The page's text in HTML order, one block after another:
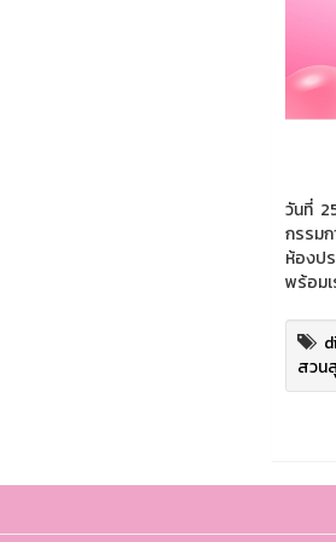
วันที่
กรรม
ห้องป
พร้อม
สวน